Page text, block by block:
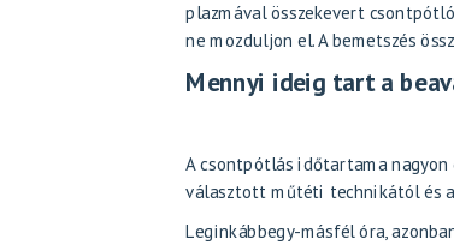
plazmával összekevert
ne mozduljon el. A bemetszés
Mennyi ideig tart a
A csontpótlás időtartama nagyon
választott műtéti technikától és
Leginkábbegy-másfél óra,